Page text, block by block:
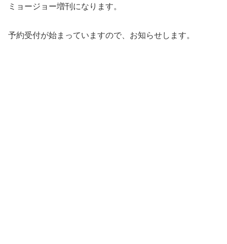
ミョージョー増刊になります。
予約受付が始まっていますので、お知らせします。